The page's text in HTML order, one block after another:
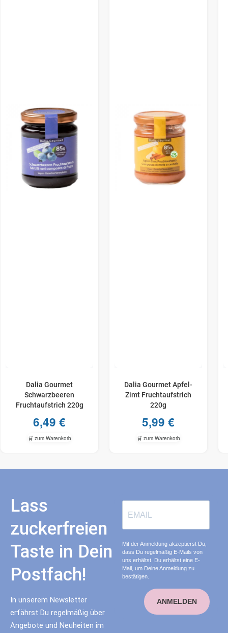
Dalia Gourmet
Schwarzbeeren
Fruchtaufstrich 220g
6,49 €
🛒 zum Warenkorb
Dalia Gourmet Apfel-
Zimt Fruchtaufstrich
220g
5,99 €
🛒 zum Warenkorb
Lass
zuckerfreien
Taste in Dein
Postfach!
In unserem Newsletter
erfährst Du regelmäßig über
Angebote und Neuheiten im
Mit der Anmeldung akzeptierst Du,
dass Du regelmäßig E-Mails von
uns erhältst. Du erhältst eine E-
Mail, um Deine Anmeldung zu
bestätigen.
ANMELDEN